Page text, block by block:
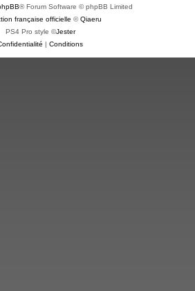
® Forum Software © phpBB Limited
française officielle ©Qiaeru
PS4 Pro style ©Jester
| Conditions